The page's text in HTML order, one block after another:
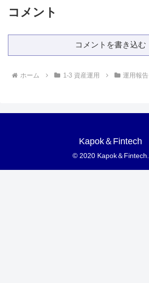
コメント
コメントを書き込む
ホーム 1-3 資産運用 運用報告
Kapok＆Fintech
© 2020 Kapok＆Fintech.